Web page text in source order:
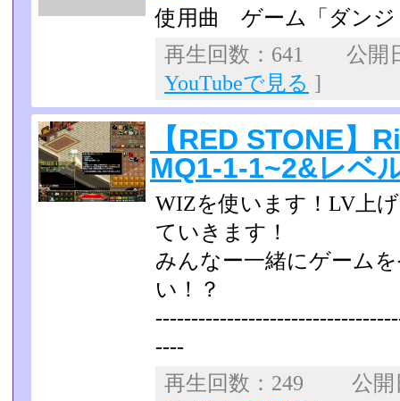
使用曲 ゲーム「ダンジ
再生回数：641 公開
YouTubeで見る ]
【RED STONE】
MQ1-1-1~2&レベ
WIZを使います！LV上
ていきます！
みんなー一緒にゲーム
い！？
----
再生回数：249 公